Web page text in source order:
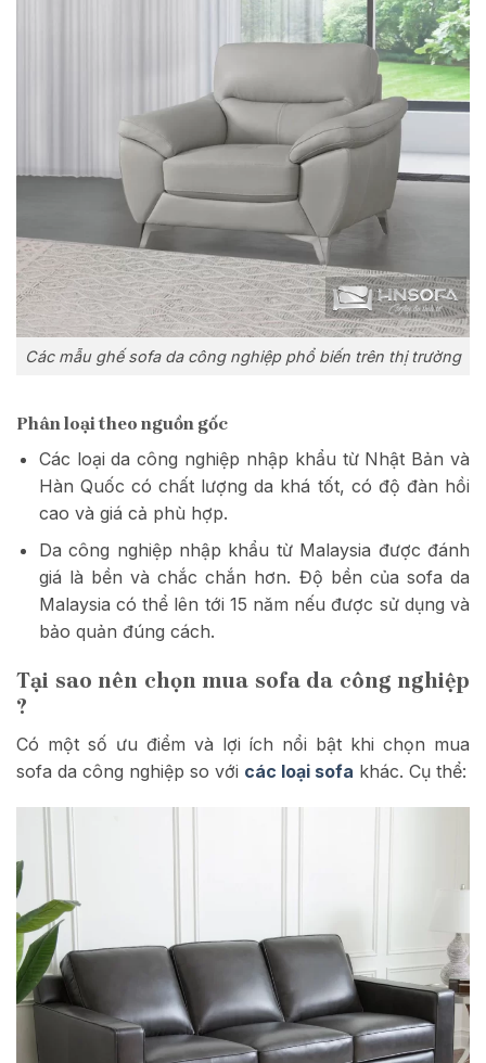
Các mẫu ghế sofa da công nghiệp phổ biến trên thị trường
Phân loại theo nguồn gốc
Các loại da công nghiệp nhập khẩu từ Nhật Bản và
Hàn Quốc có chất lượng da khá tốt, có độ đàn hồi
cao và giá cả phù hợp.
Da công nghiệp nhập khẩu từ Malaysia được đánh
giá là bền và chắc chắn hơn. Độ bền của sofa da
Malaysia có thể lên tới 15 năm nếu được sử dụng và
bảo quản đúng cách.
Tại sao nên chọn mua sofa da công nghiệp
?
Có một số ưu điểm và lợi ích nổi bật khi chọn mua
sofa da công nghiệp so với các loại sofa khác. Cụ thể: